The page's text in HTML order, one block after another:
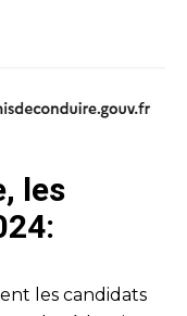
les
les candidats